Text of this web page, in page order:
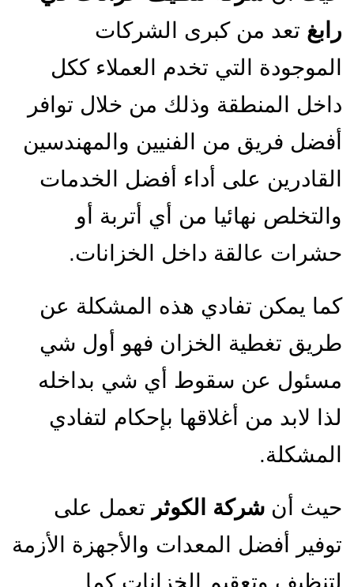
رابغ تعد من كبرى الشركات
الموجودة التي تخدم العملاء ككل
داخل المنطقة وذلك من خلال توافر
أفضل فريق من الفنيين والمهندسين
القادرين على أداء أفضل الخدمات
والتخلص نهائيا من أي أتربة أو
حشرات عالقة داخل الخزانات.
كما يمكن تفادي هذه المشكلة عن
طريق تغطية الخزان فهو أول شي
مسئول عن سقوط أي شي بداخله
لذا لابد من أغلاقها بإحكام لتفادي
المشكلة.
حيث أن شركة الكوثر تعمل على
توفير أفضل المعدات والأجهزة الأزمة
لتنظيف وتعقيم الخزانات كما